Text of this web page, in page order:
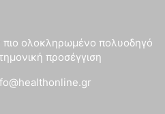
πιο ολοκληρωμένο πολυοδηγό
προσέγγιση